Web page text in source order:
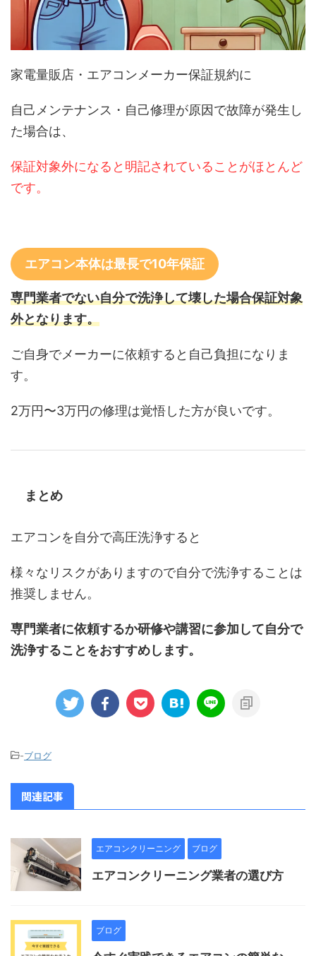
家電量販店・エアコンメーカー保証規約に
自己メンテナンス・自己修理が原因で故障が発生し
た場合は、
保証対象外になると明記されていることがほとんど
です。
エアコン本体は最長で10年保証
専門業者でない自分で洗浄して壊した場合保証対象
外となります。
ご自身でメーカーに依頼すると自己負担になりま
す。
2万円〜3万円の修理は覚悟した方が良いです。
まとめ
エアコンを自分で高圧洗浄すると
様々なリスクがありますので自分で洗浄することは
推奨しません。
専門業者に依頼するか研修や講習に参加して自分で
洗浄することをおすすめします。
-ブログ
関連記事
エアコンクリーニング ブログ
エアコンクリーニング業者の選び方
ブログ